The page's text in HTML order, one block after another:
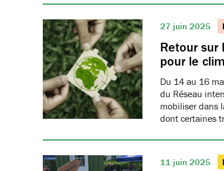
27 juin 2025
Retour sur
pour le
Du 14 au 16
du Réseau
mobiliser dans
dont certaines
11 juin 2025